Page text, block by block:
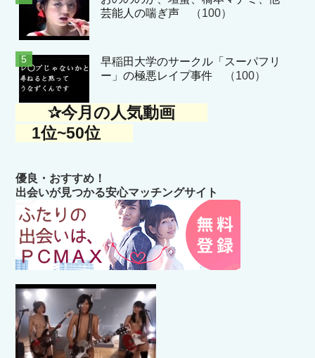
芸能人の喘ぎ声 （100）
早稲田大学のサークル「スーパフリ
ー」の極悪レイプ事件 （100）
✰今月の人気動画
1位~50位
優良・おすすめ！
出会いが見つかる安心マッチングサイト